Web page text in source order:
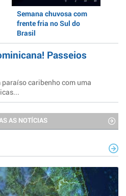
Semana chuvosa com
frente fria no Sul do
Brasil
Passeios
caribenho com uma
AS NOTÍCIAS